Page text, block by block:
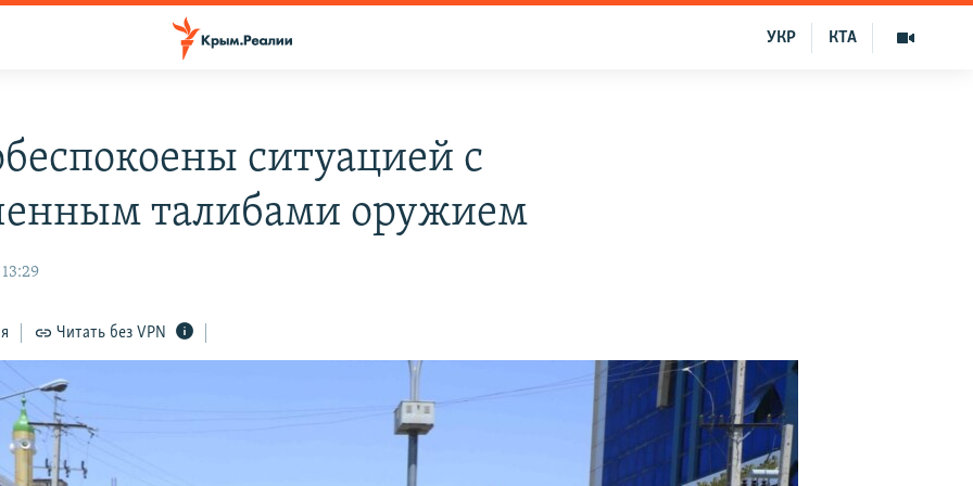
КТА
УКР
ситуацией с
талибами оружием
Читать без VPN